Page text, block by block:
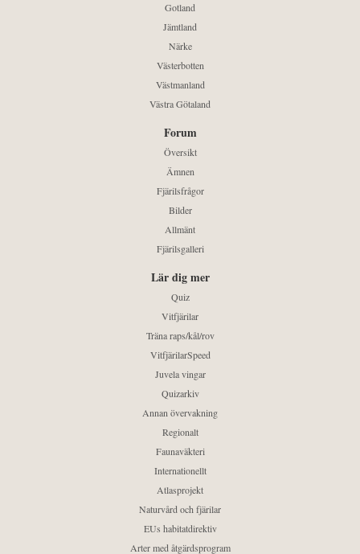
Gotland
Jämtland
Närke
Västerbotten
Västmanland
Västra Götaland
Forum
Översikt
Ämnen
Fjärilsfrågor
Bilder
Allmänt
Fjärilsgalleri
Lär dig mer
Quiz
Vitfjärilar
Träna raps/kål/rov
VitfjärilarSpeed
Juvela vingar
Quizarkiv
Annan övervakning
Regionalt
Faunaväkteri
Internationellt
Atlasprojekt
Naturvård och fjärilar
EUs habitatdirektiv
Arter med åtgärdsprogram